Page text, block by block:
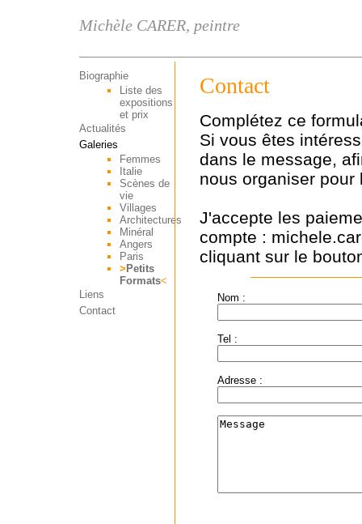
Michèle CARER, peintre
Biographie
Liste des
expositions
et prix
Actualités
Galeries
Femmes
Italie
Scènes de
vie
Villages
Architectures
Minéral
Angers
Paris
> Petits
Formats<
Liens
Contact
Contact
Complétez ce
Si vous êtes
dans le message,
nous organiser
J'accepte les
compte :
cliquant sur le
Nom :
Tel :
Adresse :